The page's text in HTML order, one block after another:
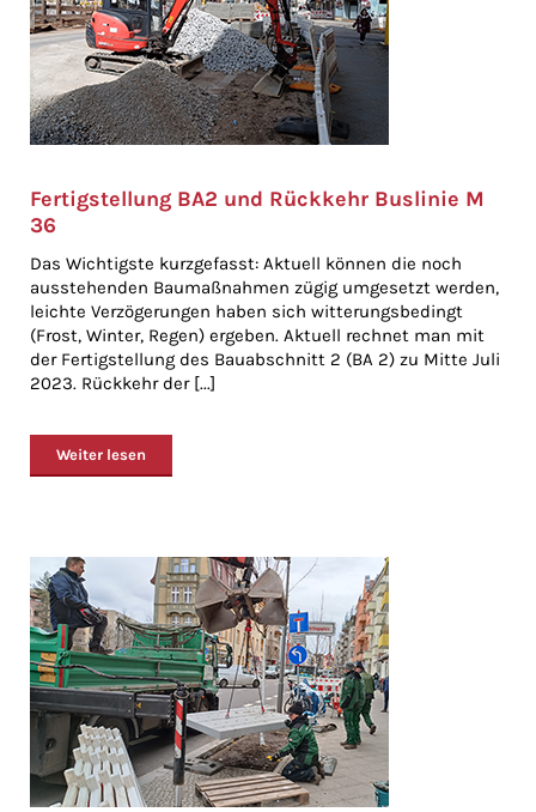
Fertigstellung BA2 und Rückkehr Buslinie M
36
Das Wichtigste kurzgefasst: Aktuell können die noch
ausstehenden Baumaßnahmen zügig umgesetzt werden,
leichte Verzögerungen haben sich witterungsbedingt
(Frost, Winter, Regen) ergeben. Aktuell rechnet man mit
der Fertigstellung des Bauabschnitt 2 (BA 2) zu Mitte Juli
2023. Rückkehr der [...]
Weiter lesen